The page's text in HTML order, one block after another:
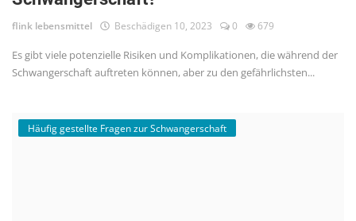
flink lebensmittel Beschädigen 10, 2023 0 679
Es gibt viele potenzielle Risiken und Komplikationen, die während der
Schwangerschaft auftreten können, aber zu den gefährlichsten...
Häufig gestellte Fragen zur Schwangerschaft